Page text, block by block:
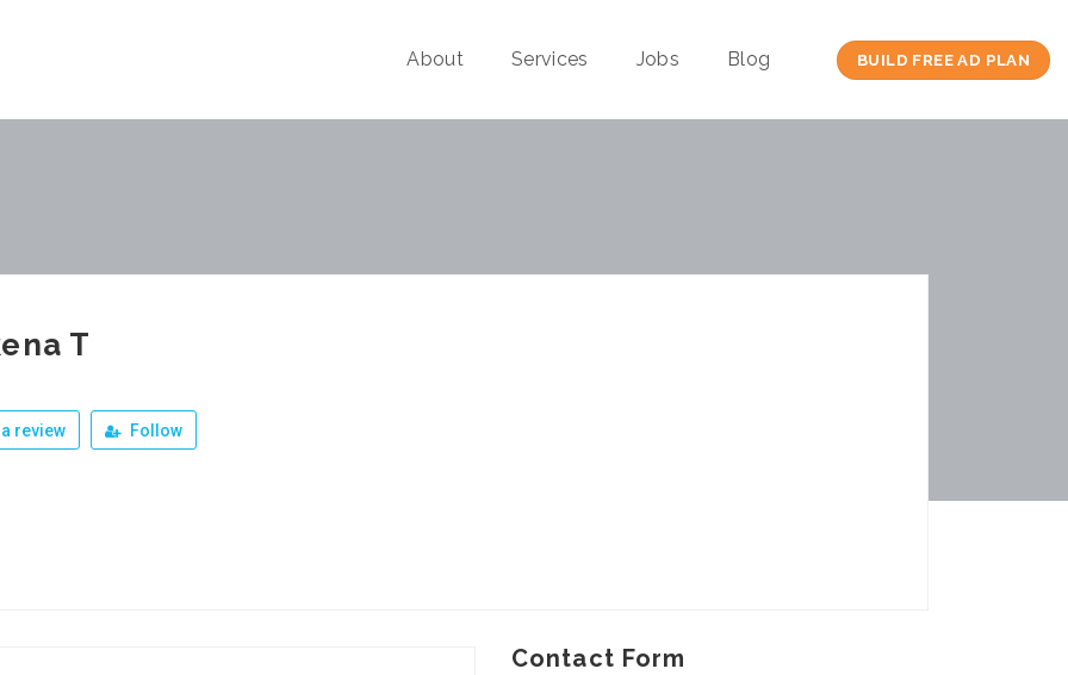
About Services Jobs Blog BUILD FREE AD PLAN
T
review Follow
Contact Form